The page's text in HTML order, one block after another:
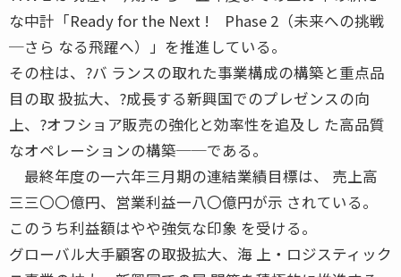
な中計「Ready for the Next ! Phase 2（未来への挑戦
─さら なる飛躍へ）」を推進している。
その柱は、?バ ランスの取れた事業構成の構築と重点品
目の取 扱拡大、?成長する新興国でのプレゼンスの向
上、?オフショア販売の強化と効率性を追及し た高品質
なオペレーションの構築──である。
最終年度の一六年三月期の連結業績目標は、 売上高
三三〇〇億円、営業利益一八〇億円が示 されている。
このうち利益額はやや強気な印象 を受ける。
グローバル大手顧客の取扱拡大、海 上・ロジスティック